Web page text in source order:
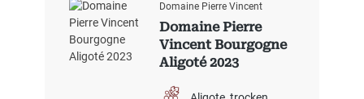
Domaine Pierre Vincent
Domaine Pierre
Vincent Bourgogne
Aligoté 2023